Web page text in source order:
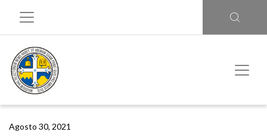
Agosto 30, 2021